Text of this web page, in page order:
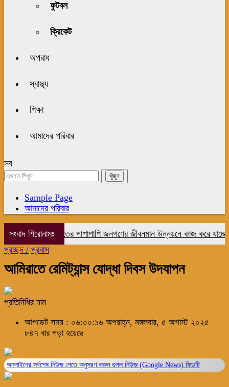
ফুটবল
ক্রিকেট
অপরাধ
স্বাস্থ্য
শিক্ষা
আমাদের পরিবার
সব
Sample Page
আমাদের পরিবার
সংবাদ শিরোনামঃ
রাষ্ট্র মেরামতের পাশাপাশি জনগণের জীবনমান উন্নয়নে কাজ করে যাচ্ছে
প্রচ্ছদ / প্রবাস
আমিরাতে রেমিট্যান্স যোদ্ধা দিবস উদযাপন
প্রতিনিধির নাম
আপডেট সময় : ০৬:০০:১৬ অপরাহ্ন, মঙ্গলবার, ৫ অগাস্ট ২০২৫
৮৪৭ বার পড়া হয়েছে
অনলাইনের সর্বশেষ নিউজ পেতে অনুসরণ করুন গুগল নিউজ (Google News) ফিডটি